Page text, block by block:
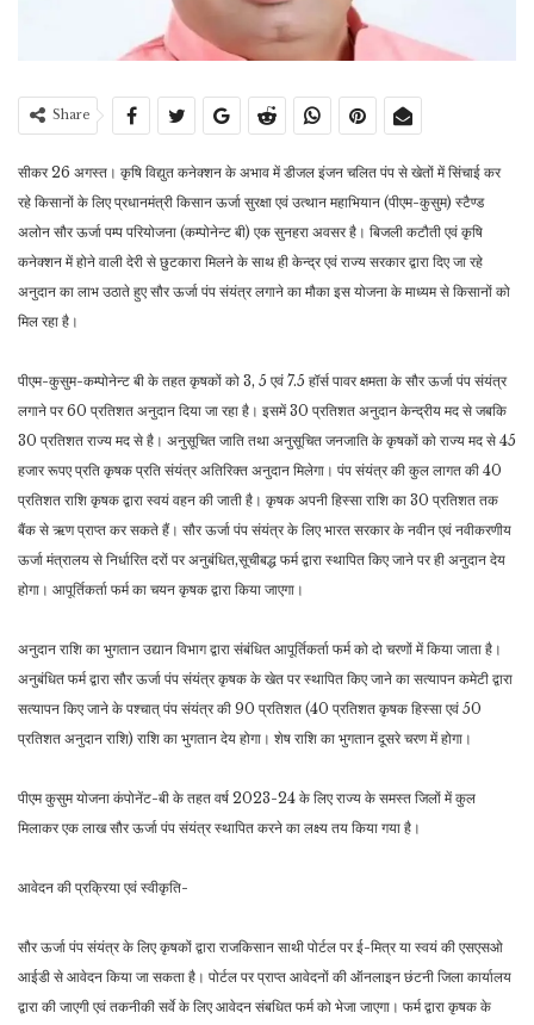
Share
सीकर 26 अगस्त। कृषि विद्युत कनेक्शन के अभाव में डीजल इंजन चलित पंप से खेतों में सिंचाई कर
रहे किसानों के लिए प्रधानमंत्री किसान ऊर्जा सुरक्षा एवं उत्थान महाभियान (पीएम-कुसुम) स्टैण्ड
अलोन सौर ऊर्जा पम्प परियोजना (कम्पोनेन्ट बी) एक सुनहरा अवसर है। बिजली कटौती एवं कृषि
कनेक्शन में होने वाली देरी से छुटकारा मिलने के साथ ही केन्द्र एवं राज्य सरकार द्वारा दिए जा रहे
अनुदान का लाभ उठाते हुए सौर ऊर्जा पंप संयंत्र लगाने का मौका इस योजना के माध्यम से किसानों को
मिल रहा है।
पीएम-कुसुम-कम्पोनेन्ट बी के तहत कृषकों को 3, 5 एवं 7.5 हॉर्स पावर क्षमता के सौर ऊर्जा पंप संयंत्र
लगाने पर 60 प्रतिशत अनुदान दिया जा रहा है। इसमें 30 प्रतिशत अनुदान केन्द्रीय मद से जबकि
30 प्रतिशत राज्य मद से है। अनुसूचित जाति तथा अनुसूचित जनजाति के कृषकों को राज्य मद से 45
हजार रूपए प्रति कृषक प्रति संयंत्र अतिरिक्त अनुदान मिलेगा। पंप संयंत्र की कुल लागत की 40
प्रतिशत राशि कृषक द्वारा स्वयं वहन की जाती है। कृषक अपनी हिस्सा राशि का 30 प्रतिशत तक
बैंक से ऋण प्राप्त कर सकते हैं। सौर ऊर्जा पंप संयंत्र के लिए भारत सरकार के नवीन एवं नवीकरणीय
ऊर्जा मंत्रालय से निर्धारित दरों पर अनुबंधित,सूचीबद्ध फर्म द्वारा स्थापित किए जाने पर ही अनुदान देय
होगा। आपूर्तिकर्ता फर्म का चयन कृषक द्वारा किया जाएगा।
अनुदान राशि का भुगतान उद्यान विभाग द्वारा संबंधित आपूर्तिकर्ता फर्म को दो चरणों में किया जाता है।
अनुबंधित फर्म द्वारा सौर ऊर्जा पंप संयंत्र कृषक के खेत पर स्थापित किए जाने का सत्यापन कमेटी द्वारा
सत्यापन किए जाने के पश्चात् पंप संयंत्र की 90 प्रतिशत (40 प्रतिशत कृषक हिस्सा एवं 50
प्रतिशत अनुदान राशि) राशि का भुगतान देय होगा। शेष राशि का भुगतान दूसरे चरण में होगा।
पीएम कुसुम योजना कंपोनेंट-बी के तहत वर्ष 2023-24 के लिए राज्य के समस्त जिलों में कुल
मिलाकर एक लाख सौर ऊर्जा पंप संयंत्र स्थापित करने का लक्ष्य तय किया गया है।
आवेदन की प्रक्रिया एवं स्वीकृति-
सौर ऊर्जा पंप संयंत्र के लिए कृषकों द्वारा राजकिसान साथी पोर्टल पर ई-मित्र या स्वयं की एसएसओ
आईडी से आवेदन किया जा सकता है। पोर्टल पर प्राप्त आवेदनों की ऑनलाइन छंटनी जिला कार्यालय
द्वारा की जाएगी एवं तकनीकी सर्वे के लिए आवेदन संबधित फर्म को भेजा जाएगा। फर्म द्वारा कृषक के